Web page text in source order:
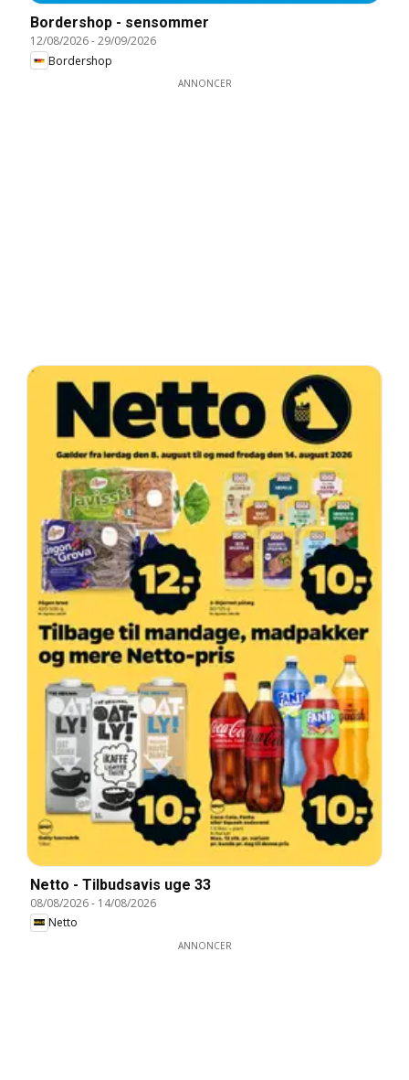
Bordershop - sensommer
12/08/2026-29/09/2026
Bordershop
ANNONCER
Netto - Tilbudsavis uge 33
08/08/2026- 14/08/2026
Netto
ANNONCER